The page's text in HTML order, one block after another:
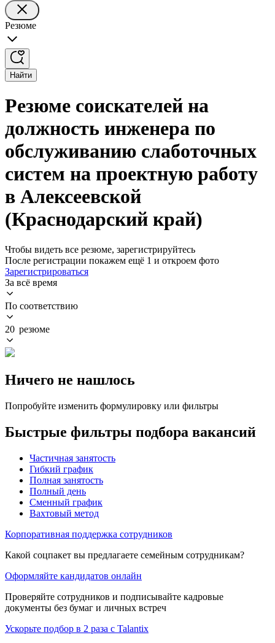
Резюме
Найти
Резюме соискателей на
должность инженера по
обслуживанию слаботочных
систем на проектную работу
в Алексеевской
(Краснодарский край)
Чтобы видеть все резюме, зарегистрируйтесь
После регистрации покажем ещё 1 и откроем фото
Зарегистрироваться
За всё время
По соответствию
20 резюме
Ничего не нашлось
Попробуйте изменить формулировку или фильтры
Быстрые фильтры подбора вакансий
Частичная занятость
Гибкий график
Полная занятость
Полный день
Сменный график
Вахтовый метод
Корпоративная поддержка сотрудников
Какой соцпакет вы предлагаете семейным сотрудникам?
Оформляйте кандидатов онлайн
Проверяйте сотрудников и подписывайте кадровые
документы без бумаг и личных встреч
Ускорьте подбор в 2 раза с Talantix